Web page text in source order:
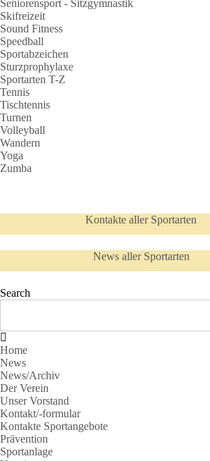
Seniorensport - Sitzgymnastik
Skifreizeit
Sound Fitness
Speedball
Sportabzeichen
Sturzprophylaxe
Sportarten T-Z
Tennis
Tischtennis
Turnen
Volleyball
Wandern
Yoga
Zumba
Kontakte aller Sportarten
News aller Sportarten
Search
Home
News
News/Archiv
Der Verein
Unser Vorstand
Kontakt/-formular
Kontakte Sportangebote
Prävention
Sportanlage